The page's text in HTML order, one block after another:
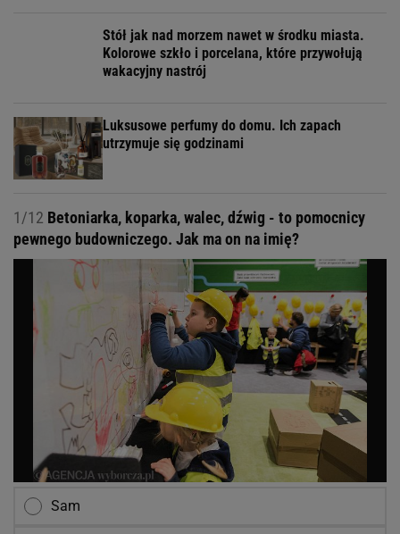
Stół jak nad morzem nawet w środku miasta.
Kolorowe szkło i porcelana, które przywołują
wakacyjny nastrój
Luksusowe perfumy do domu. Ich zapach
utrzymuje się godzinami
1/12 Betoniarka, koparka, walec, dźwig - to pomocnicy
pewnego budowniczego. Jak ma on na imię?
Sam